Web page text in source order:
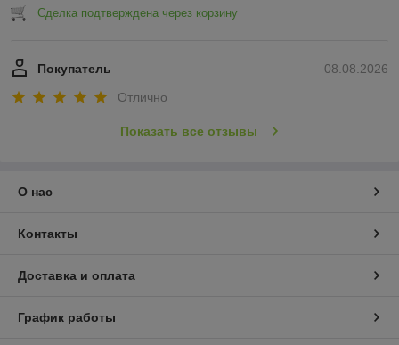
Сделка подтверждена через корзину
08.08.2026
Покупатель
Отлично
Показать все отзывы
О нас
Контакты
Доставка и оплата
График работы